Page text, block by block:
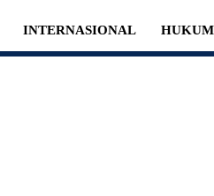
INTERNASIONAL